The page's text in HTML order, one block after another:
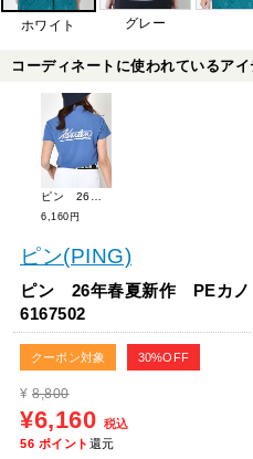
ホワイト グレー
コーディネートに使われているアイ
6,160円
ピン(PING)
ピン 26年春夏新作 PEカノ
6167502
クーポン対象 30%OFF
¥ 8,800
¥6,160 税込
56 ポイント 還元